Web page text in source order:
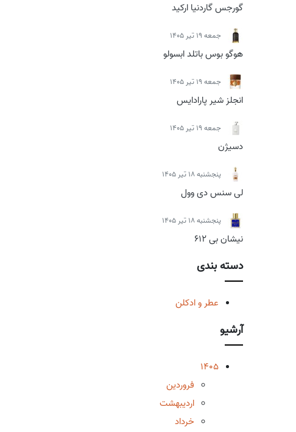
گورجس گاردنیا ارکید
جمعه 19 تیر 1405
هوگو بوس باتلد ابسولو
جمعه 19 تیر 1405
انجلز شیر پارادایس
جمعه 19 تیر 1405
دسیژن
پنجشنبه 18 تیر 1405
لی سنس دی وول
پنجشنبه 18 تیر 1405
نیشان بی 612
دسته بندی
عطر و ادکلن
آرشیو
1405
فروردین
اردیبهشت
خرداد